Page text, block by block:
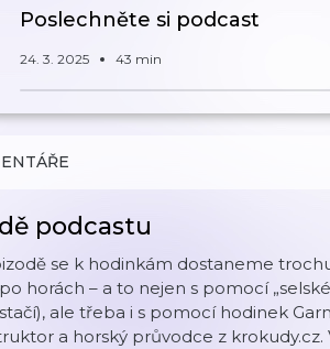
Poslechněte si podcast
24. 3. 2025 43 min
podcastu
se k hodinkám dostaneme
horách – a to nejen s pomocí
ale třeba i s pomocí hodinek
a horský průvodce z